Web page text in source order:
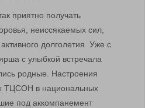
приятно получать
неиссякаемых сил,
долголетия. Уже с
с улыбкой встречала
родные. Настроения
ТЦСОН в национальных
под аккомпанемент